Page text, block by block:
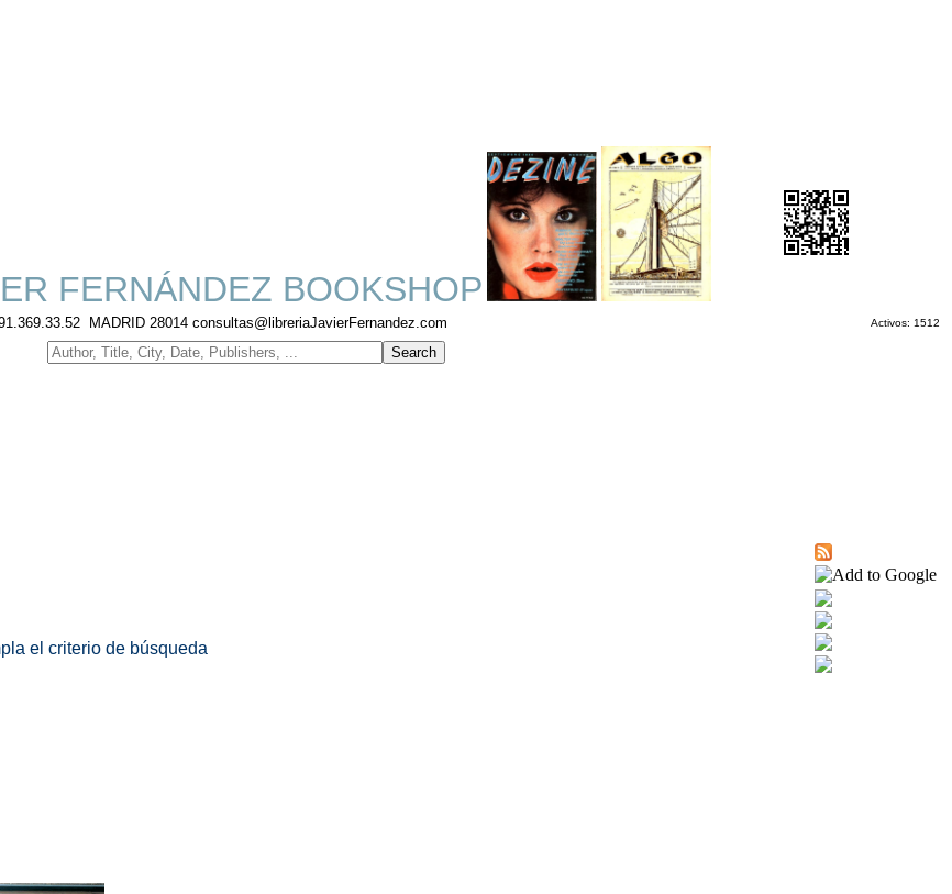
FERNÁNDEZ BOOKSHOP
MADRID 28014 consultas@libreriaJavierFernandez.com Activos: 1512
el criterio de búsqueda